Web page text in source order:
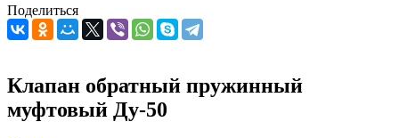
Поделиться
Клапан обратный пружинный
муфтовый Ду-50